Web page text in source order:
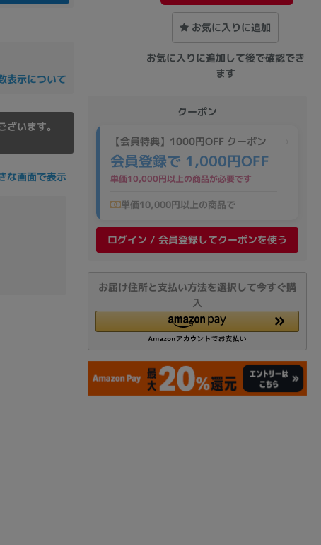
お気に入りに追加
お気に入りに追加して後で確認でき
ます
クーポン
【会員特典】1000円OFF クーポン
会員登録で 1,000円OFF
単価10,000円以上の商品が必要です
単価10,000円以上の商品で
ログイン / 会員登録してクーポンを使う
お届け住所と支払い方法を選択して今すぐ購
入
表示について
います。
な画面で表示
他